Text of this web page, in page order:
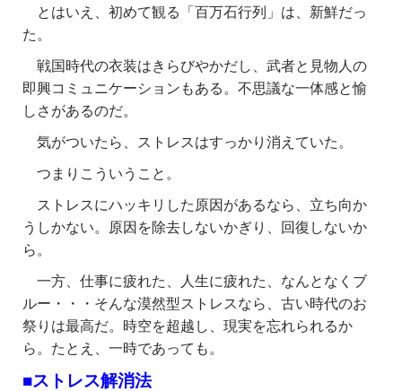
とはいえ、初めて観る「百万石行列」は、新鮮だっ
た。
戦国時代の衣装はきらびやかだし、武者と見物人の
即興コミュニケーションもある。不思議な一体感と愉
しさがあるのだ。
気がついたら、ストレスはすっかり消えていた。
つまりこういうこと。
ストレスにハッキリした原因があるなら、立ち向か
うしかない。原因を除去しないかぎり、回復しないか
ら。
一方、仕事に疲れた、人生に疲れた、なんとなくブ
ルー・・・そんな漠然型ストレスなら、古い時代のお
祭りは最高だ。時空を超越し、現実を忘れられるか
ら。たとえ、一時であっても。
■ストレス解消法